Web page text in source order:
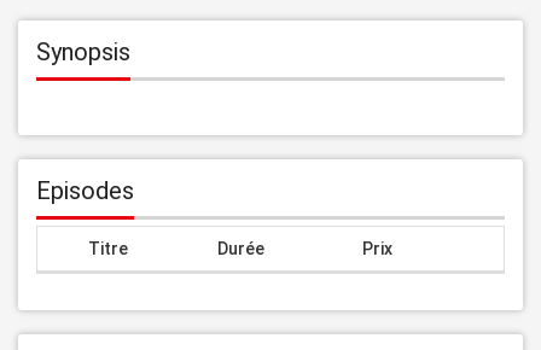
Synopsis
Episodes
Titre Durée Prix